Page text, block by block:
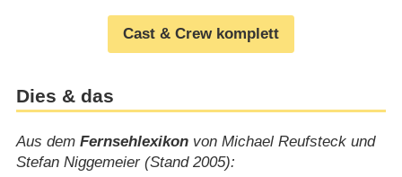
Cast & Crew komplett
Dies & das
Aus dem Fernsehlexikonvon Michael Reufsteck und
Stefan Niggemeier (Stand 2005):